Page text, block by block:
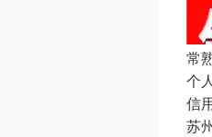
常
个
信
苏